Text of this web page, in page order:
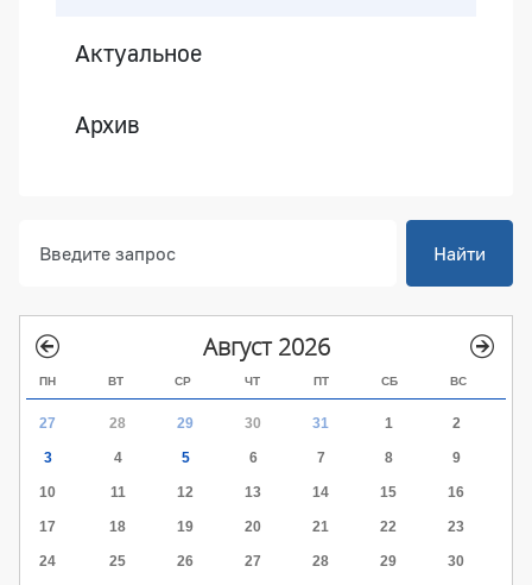
Актуальное
Архив
Найти
Август 2026
ПН ВТ СР ЧТ ПТ СБ ВС
27 28 29 30 31 1 2
3 4 5 6 7 8 9
10 11 12 13 14 15 16
17 18 19 20 21 22 23
24 25 26 27 28 29 30